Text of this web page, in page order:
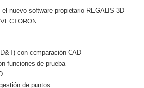
nuevo software propietario REGALIS 3D
con comparación CAD
funciones de prueba
de puntos